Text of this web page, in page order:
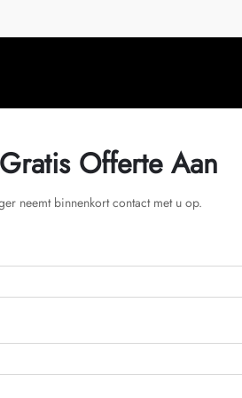
Offerte Aan
neemt binnenkort contact met u op.